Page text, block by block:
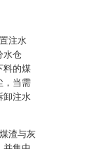
注水
水仓
料的煤
，当需
卸注水
渣与灰